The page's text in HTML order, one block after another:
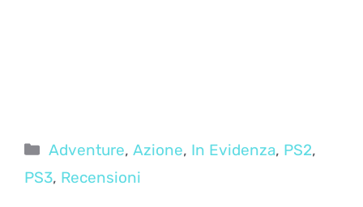
Categorie
Adventure,Azione, In Evidenza, PS2,
PS3, Recensioni